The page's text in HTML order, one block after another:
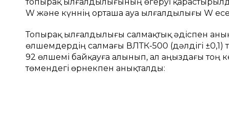
W және күннің орташа ауа ылғалдылығы W
Топырақ ылғалдылығы салмақтық әдіспен
өлшемдердің салмағы ВЛТК-500 (дәлдігі ±0,1)
92 өлшемі байқауға алынып, ал аңыздағы тоң
төмендегі өрнекпен анықталды: